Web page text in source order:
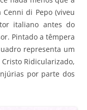
di Pepo (viveu
italiano antes do
Pintado a têmpera
representa um
Ridicularizado,
por parte dos